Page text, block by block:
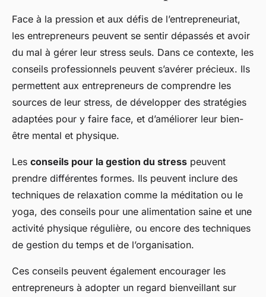
Face à la pression et aux défis de l’entrepreneuriat,
les entrepreneurs peuvent se sentir dépassés et avoir
du mal à gérer leur stress seuls. Dans ce contexte, les
conseils professionnels peuvent s’avérer précieux. Ils
permettent aux entrepreneurs de comprendre les
sources de leur stress, de développer des stratégies
adaptées pour y faire face, et d’améliorer leur bien-
être mental et physique.
Les conseils pour la gestion du stress peuvent
prendre différentes formes. Ils peuvent inclure des
techniques de relaxation comme la méditation ou le
yoga, des conseils pour une alimentation saine et une
activité physique régulière, ou encore des techniques
de gestion du temps et de l’organisation.
Ces conseils peuvent également encourager les
entrepreneurs à adopter un regard bienveillant sur